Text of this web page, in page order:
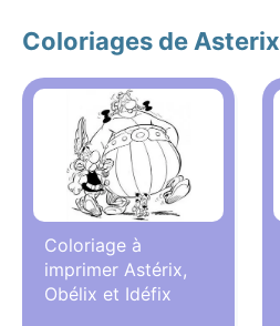
Coloriages de Asterix
Coloriage à
imprimer Astérix,
Obélix et Idéfix